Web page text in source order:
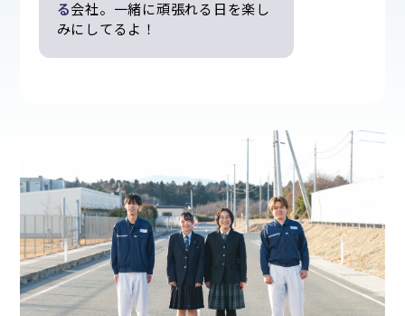
る会社。一緒に頑張れる日を楽し
みにしてるよ！